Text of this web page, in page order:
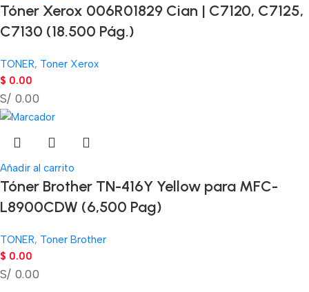
Tóner Xerox 006R01829 Cian | C7120, C7125,
C7130 (18.500 Pág.)
TONER, Toner Xerox
$ 0.00
S/ 0.00
Añadir al carrito
Tóner Brother TN-416Y Yellow para MFC-
L8900CDW (6,500 Pag)
TONER, Toner Brother
$ 0.00
S/ 0.00